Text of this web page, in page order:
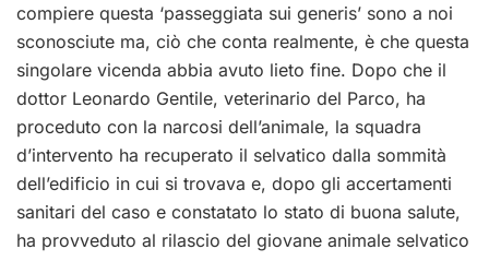
compiere questa ‘passeggiata sui generis’ sono a noi
sconosciute ma, ciò che conta realmente, è che questa
singolare vicenda abbia avuto lieto fine. Dopo che il
dottor Leonardo Gentile, veterinario del Parco, ha
proceduto con la narcosi dell’animale, la squadra
d’intervento ha recuperato il selvatico dalla sommità
dell’edificio in cui si trovava e, dopo gli accertamenti
sanitari del caso e constatato lo stato di buona salute,
ha provveduto al rilascio del giovane animale selvatico